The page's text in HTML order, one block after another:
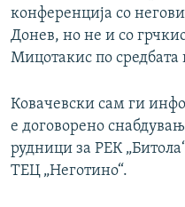
конференција со
Донев, но не и со
Мицотакис по средбата
Ковачевски сам ги
е договорено
рудници за РЕК
ТЕЦ „Неготино“.